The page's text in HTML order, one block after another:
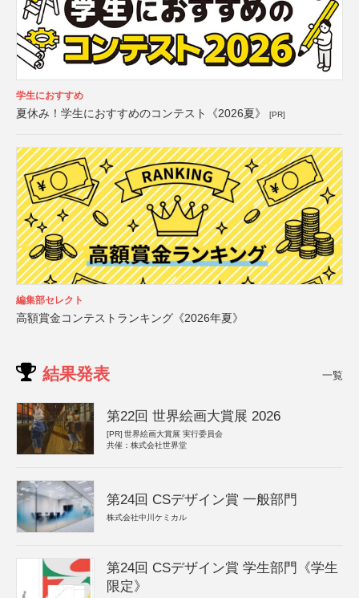
学生におすすめ
夏休み！学生におすすめのコンテスト《2026夏》 [PR]
編集部セレクト
高額賞金コンテストランキング《2026年夏》
結果発表 一覧
第22回 世界絵画大賞展 2026
[PR] 世界絵画大賞展 実行委員会
共催：株式会社世界堂
第24回 CSデザイン賞 一般部門
株式会社中川ケミカル
第24回 CSデザイン賞 学生部門《学生
限定》